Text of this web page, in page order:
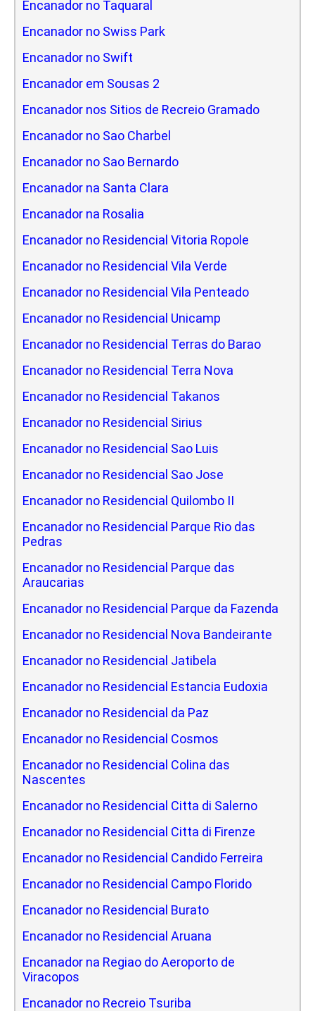
Encanador no Taquaral
Encanador no Swiss Park
Encanador no Swift
Encanador em Sousas 2
Encanador nos Sitios de Recreio Gramado
Encanador no Sao Charbel
Encanador no Sao Bernardo
Encanador na Santa Clara
Encanador na Rosalia
Encanador no Residencial Vitoria Ropole
Encanador no Residencial Vila Verde
Encanador no Residencial Vila Penteado
Encanador no Residencial Unicamp
Encanador no Residencial Terras do Barao
Encanador no Residencial Terra Nova
Encanador no Residencial Takanos
Encanador no Residencial Sirius
Encanador no Residencial Sao Luis
Encanador no Residencial Sao Jose
Encanador no Residencial Quilombo II
Encanador no Residencial Parque Rio das
Pedras
Encanador no Residencial Parque das
Araucarias
Encanador no Residencial Parque da Fazenda
Encanador no Residencial Nova Bandeirante
Encanador no Residencial Jatibela
Encanador no Residencial Estancia Eudoxia
Encanador no Residencial da Paz
Encanador no Residencial Cosmos
Encanador no Residencial Colina das
Nascentes
Encanador no Residencial Citta di Salerno
Encanador no Residencial Citta di Firenze
Encanador no Residencial Candido Ferreira
Encanador no Residencial Campo Florido
Encanador no Residencial Burato
Encanador no Residencial Aruana
Encanador na Regiao do Aeroporto de
Viracopos
Encanador no Recreio Tsuriba